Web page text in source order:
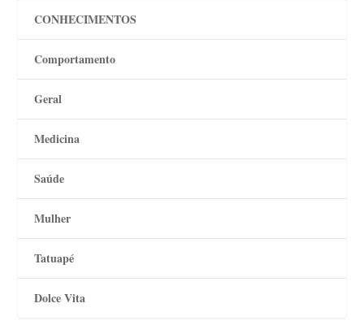
CONHECIMENTOS
Comportamento
Geral
Medicina
Saúde
Mulher
Tatuapé
Dolce Vita